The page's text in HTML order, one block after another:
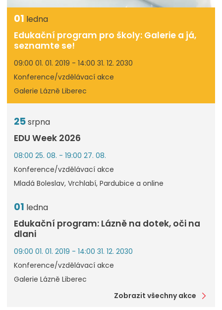
01 ledna
Edukační program pro školy: Galerie a já,
seznamte se!
09:00 01. 01. 2019 - 14:00 31. 12. 2030
Konference/vzdělávací akce
Galerie Lázně Liberec
25srpna
EDU Week 2026
08:00 25. 08. - 19:00 27. 08.
Konference/vzdělávací akce
Mladá Boleslav, Vrchlabí, Pardubice a online
01 ledna
Edukační program: Lázně na dotek, oči na
dlani
09:00 01. 01. 2019 - 14:00 31. 12. 2030
Konference/vzdělávací akce
Galerie Lázně Liberec
Zobrazit všechny akce